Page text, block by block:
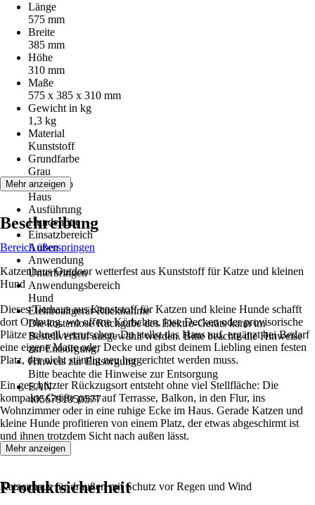
Länge
575 mm
Breite
385 mm
Höhe
310 mm
Maße
575 x 385 x 310 mm
Gewicht in kg
1,3 kg
Material
Kunststoff
Grundfarbe
Grau
Artikeltyp
Haus
Ausführung
Hundehütte
Einsatzbereich
Außen
Anwendung
Unterbringen
Anwendungsbereich
Hund
Elektroaltgerät-Rücknahme
Die kostenlose Rückgabe des Elektro-Geräts kann im
Bestellverlauf ausgewählt werden. Bitte beachte die Hinweise
zur Entsorgung.
Hinweis zur Entsorgung
Bitte beachte die Hinweise zur Entsorgung
EAN
4056791050577
Mehr anzeigen
Beschreibung
Bereich überspringen
Katzenhaus Outdoor wetterfest aus Kunststoff für Katze und kleinen
Hund
Dieses Tierhaus aus Kunststoff für Katzen und kleine Hunde schafft
dort Ordnung, wo offene Körbchen, lose Decken oder provisorische
Plätze schnell verrutschen. Du stellst das Haus auf, ergänzt bei Bedarf
eine eigene Matte oder Decke und gibst deinem Liebling einen festen
Platz, der nicht ständig neu hergerichtet werden muss.
Ein geschützter Rückzugsort entsteht ohne viel Stellfläche: Die
kompakte Größe passt auf Terrasse, Balkon, in den Flur, ins
Wohnzimmer oder in eine ruhige Ecke im Haus. Gerade Katzen und
kleine Hunde profitieren von einem Platz, der etwas abgeschirmt ist
und ihnen trotzdem Sicht nach außen lässt.
Katzenhaus für draußen mit Schutz vor Regen und Wind
Mehr anzeigen
Produktsicherheit